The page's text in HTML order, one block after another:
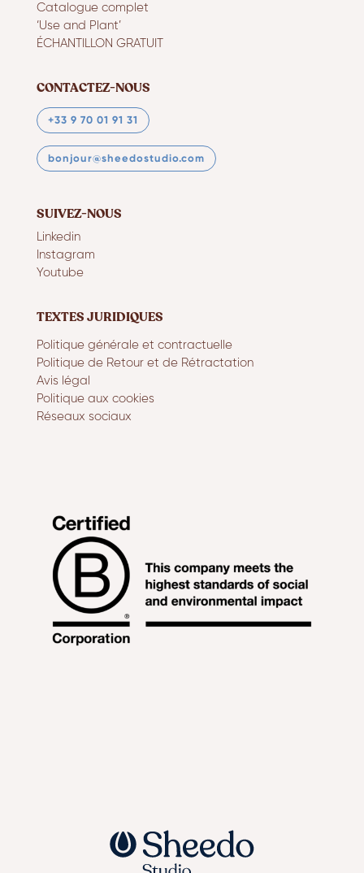
Catalogue complet
‘Use and Plant’
ÉCHANTILLON GRATUIT
CONTACTEZ-NOUS
+33 9 70 01 91 31
bonjour@sheedostudio.com
SUIVEZ-NOUS
Linkedin
Instagram
Youtube
TEXTES JURIDIQUES
Politique générale et contractuelle
Politique de Retour et de Rétractation
Avis légal
Politique aux cookies
Réseaux sociaux